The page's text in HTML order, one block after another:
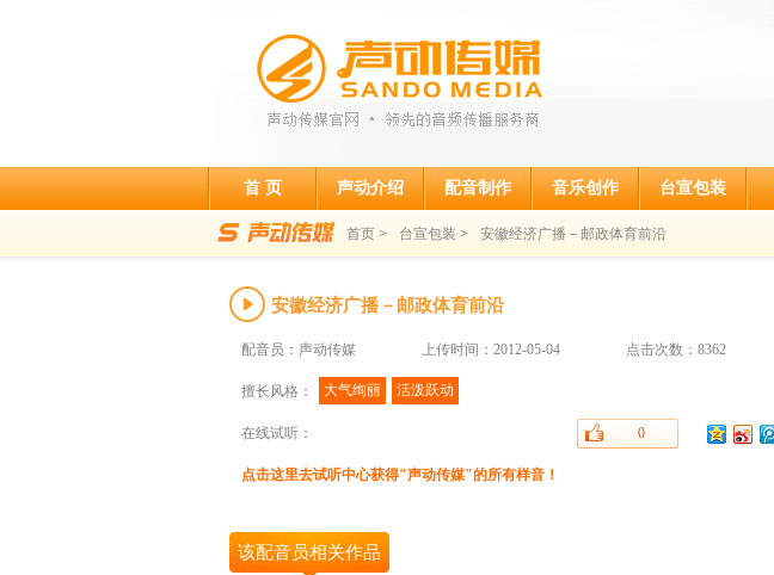
首 页 声动介绍 配音制作 音乐创作 台宣包装
首页 > 台宣包装 > 安徽经济广播－邮政体育前沿
安徽经济广播－邮政体育前沿
配音员：声动传媒 上传时间：2012-05-04 点击次数：8362
擅长风格： 大气绚丽 活泼跃动
在线试听： 0
点击这里去试听中心获得"声动传媒"的所有样音！
该配音员相关作品